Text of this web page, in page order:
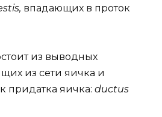
впадающих в проток
из выводных
из сети яичка и
придатка яичка: ductus